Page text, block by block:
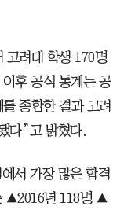
고려대 학생 170명
후 공식 통계는 공
종합한 결과 고려
다”고 밝혔다.
서 가장 많은 합격
▲2016년 118명 ▲